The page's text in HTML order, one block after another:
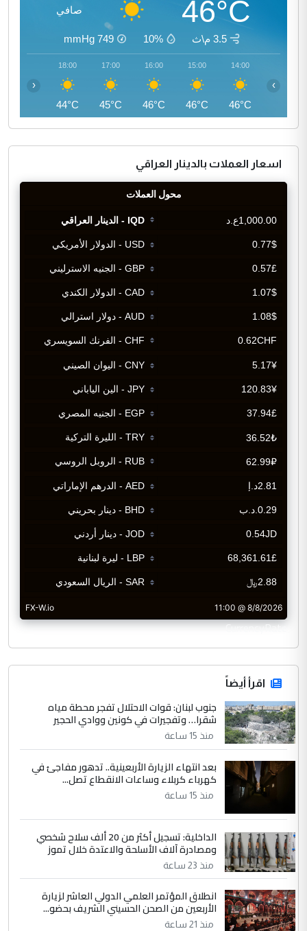
46°C صافي
3.5 م\ث 10%
749
mmHg
14:00
46°C
15:00
46°C
16:00
46°C
17:00
45°C
18:00
44°C
‹ ›
اسعار العملات بالدينار العراقي
CurrencyRate
اقرأ أيضاً
جنوب لبنان: قوات الاحتلال تفجر محطة مياه
شقرا… وتفجيرات في كونين ووادي الحجير
منذ 15 ساعة
بعد انتهاء الزيارة الأربعينية.. تدهور مفاجئ في
كهرباء كربلاء وساعات الانقطاع تصل...
منذ 15 ساعة
الداخلية: تسجيل أكثر من 20 ألف سلاح شخصي
ومصادرة آلاف الأسلحة والاعتدة خلال تموز
منذ 23 ساعة
انطلاق المؤتمر العلمي الدولي العاشر لزيارة
الأربعين من الصحن الحسيني الشريف بحضو...
منذ 21 ساعة